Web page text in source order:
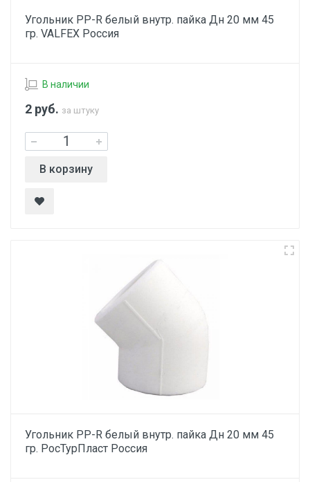
Угольник PP-R белый внутр. пайка Дн 20 мм 45
гр. VALFEX Россия
В наличии
2 руб. за штуку
В корзину
Угольник PP-R белый внутр. пайка Дн 20 мм 45
гр. РосТурПласт Россия